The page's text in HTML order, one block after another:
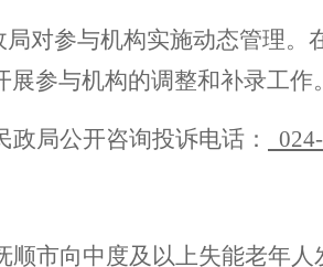
局对参与机构实施动态管理
展参与机构的调整和补录工作
政局公开咨询投诉电话：
顺市向中度及以上失能老年